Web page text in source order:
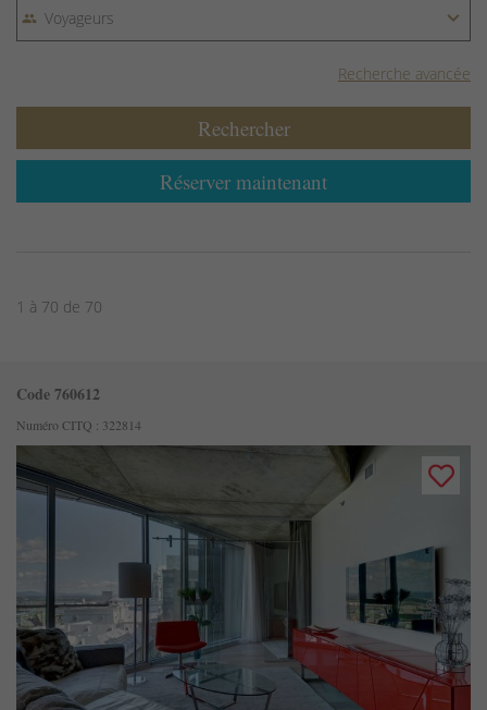
Recherche avancée
Réserver maintenant
Rechercher
1 à 70 de 70
Code 760612
Numéro CITQ : 322814